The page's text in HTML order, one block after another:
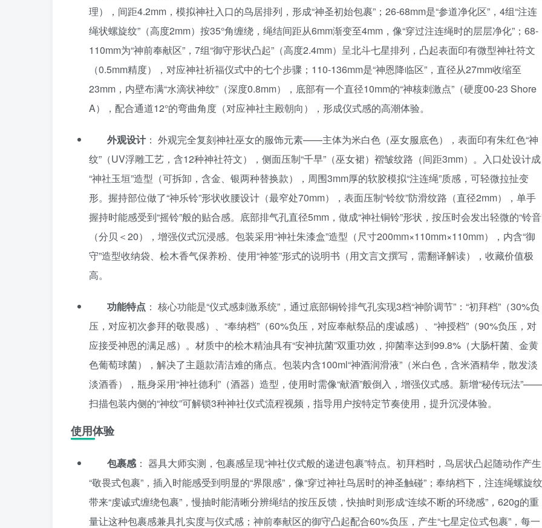
理），间距4.2mm，模拟神社入口的鸟居排列，形成“神圣初始包裹”；26-68mm是“参道净化区”，4组“注连
绳状螺旋纹”（高度2mm）按35°角缠绕，绳结间距从6mm渐变至4mm，像“穿过注连绳时的层层净化”；68-
110mm为“神前奉献区”，7组“御守形状凸起”（高度2.4mm）呈北斗七星排列，凸起表面印有微型神社符文
（0.5mm精度），对应神社祈福仪式中的七个步骤；110-136mm是“神恩降临区”，直径从27mm收缩至
23mm，内壁布满“水滴状神纹”（深度0.8mm），底部有一个直径10mm的“神核刺激点”（硬度00-23 Shore
A），配合通道12°的弯曲角度（对应神社主殿朝向），形成仪式感的高潮体验。
外观设计： 外观完全复刻神社巫女的服饰元素——主体为米白色（巫女服底色），表面印有朱红色“神
纹”（UV浮雕工艺，含12种神社符文），侧面压制“千早”（巫女裙）褶皱纹路（间距3mm）。入口处设计成
“神社玉垣”造型（可拆卸，含金、银两种替换款），周围3mm厚的软胶模拟“注连绳”质感，可轻微拉扯变
形。握持部位做了“神乐铃”形状收腰设计（最窄处70mm），表面压制“铃纹”防滑纹路（直径2mm），单手
握持时能感受到“摇铃”般的贴合感。底部排气孔直径5mm，做成“神社铜铃”形状，按压时会发出轻微的“铃音
（分贝＜20），增强仪式沉浸感。包装采用“神社朱漆盒”造型（尺寸200mm×110mm×110mm），内含“御
守”造型收纳袋、桧木香气保养粉、使用“神签”形式的说明书（用文言文撰写，需翻译解读），收藏价值极
高。
功能特点 ： 核心功能是“仪式感刺激系统”，通过底部铜铃排气孔实现3档“神阶调节”：“初拜档”（30%负
压，对应初次参拜的敬畏感）、“奉纳档”（60%负压，对应奉献祭品的虔诚感）、“神授档”（90%负压，对
应接受神恩的满足感）。材质中的桧木精油具有“安神抗菌”双重功效，抑菌率达到99.8%（大肠杆菌、金黄
色葡萄球菌），解决了主题款清洁难的痛点。包装内含100ml“神酒润滑液”（米白色，含米酒精华，散发淡
淡酒香），瓶身采用“神社德利”（酒器）造型，使用时需像“献酒”般倒入，增强仪式感。新增“秘传玩法”——
扫描包装内侧的“神纹”可解锁3种神社仪式流程视频，指导用户按特定节奏使用，提升沉浸体验。
使用体验
包裹感 ： 器具大师实测，包裹感呈现“神社仪式般的递进包裹”特点。初拜档时，鸟居状凸起随动作产生
“敬畏式包裹”，插入时能感受到明显的“界限感”，像“穿过神社鸟居时的神圣触碰”；奉纳档下，注连绳螺旋纹
带来“虔诚式缠绕包裹”，慢抽时能清晰分辨绳结的按压反馈，快抽时则形成“连续不断的环绕感”，620g的重
量让这种包裹感兼具扎实度与仪式感；神前奉献区的御守凸起配合60%负压，产生“七星定位式包裹”，每一